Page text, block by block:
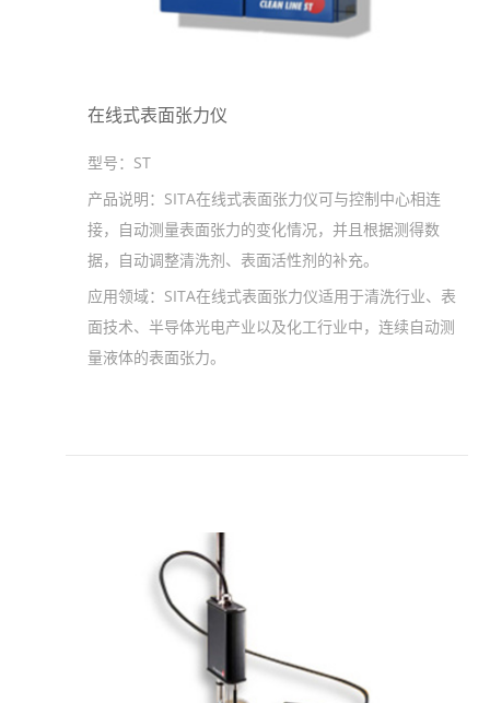
在线式表面张力仪
型号： ST
产品说明： SITA在线式表面张力仪可与控制中心相连
接，自动测量表面张力的变化情况，并且根据测得数
据，自动调整清洗剂、表面活性剂的补充。
应用领域： SITA在线式表面张力仪适用于清洗行业、表
面技术、半导体光电产业以及化工行业中，连续自动测
量液体的表面张力。